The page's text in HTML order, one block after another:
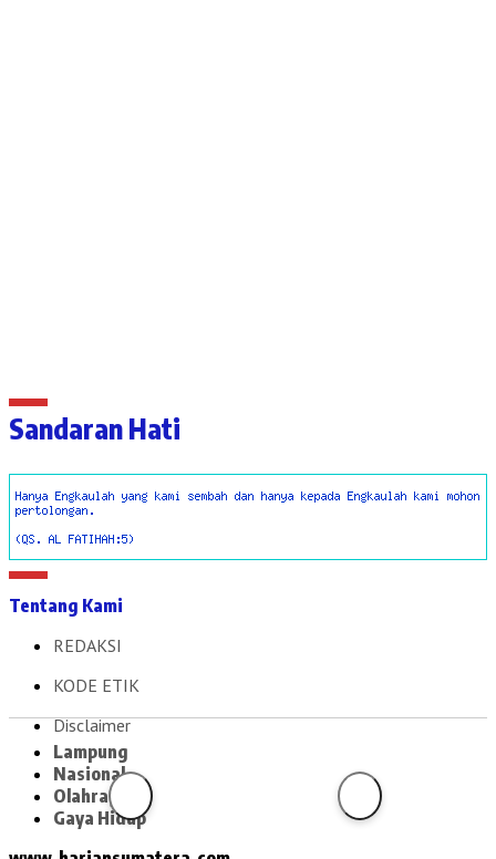
Sandaran Hati
Tentang Kami
REDAKSI
KODE ETIK
Disclaimer
Lampung
Nasional
Olahraga
Gaya Hidup